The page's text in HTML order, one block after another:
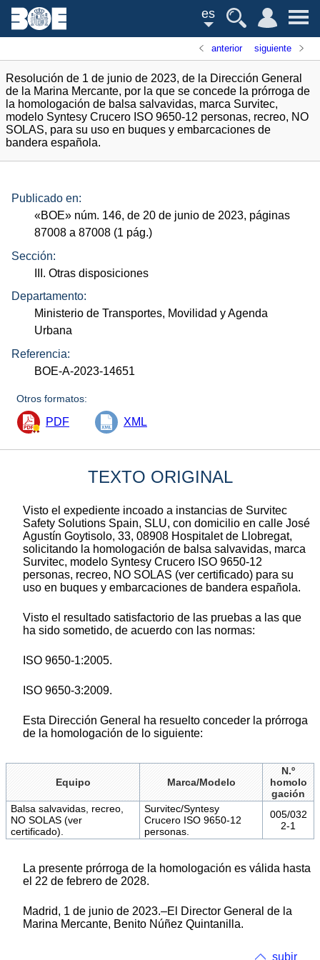
es
anterior siguiente
Resolución de 1 de junio de 2023, de la Dirección General
de la Marina Mercante, por la que se concede la prórroga de
la homologación de balsa salvavidas, marca Survitec,
modelo Syntesy Crucero ISO 9650-12 personas, recreo, NO
SOLAS, para su uso en buques y embarcaciones de
bandera española.
Publicado en:
«BOE» núm. 146, de 20 de junio de 2023, páginas
87008 a 87008 (1 pág.)
Sección:
III. Otras disposiciones
Departamento:
Ministerio de Transportes, Movilidad y Agenda
Urbana
Referencia:
BOE-A-2023-14651
Otros formatos:
PDF XML
TEXTO ORIGINAL
Visto el expediente incoado a instancias de Survitec
Safety Solutions Spain, SLU, con domicilio en calle José
Agustín Goytisolo, 33, 08908 Hospitalet de Llobregat,
solicitando la homologación de balsa salvavidas, marca
Survitec, modelo Syntesy Crucero ISO 9650-12
personas, recreo, NO SOLAS (ver certificado) para su
uso en buques y embarcaciones de bandera española.
Visto el resultado satisfactorio de las pruebas a las que
ha sido sometido, de acuerdo con las normas:
ISO 9650-1:2005.
ISO 9650-3:2009.
Esta Dirección General ha resuelto conceder la prórroga
de la homologación de lo siguiente:
Equipo Marca/Modelo
N.º
homolo
gación
Balsa salvavidas, recreo,
NO SOLAS (ver
certificado).
Survitec/Syntesy
Crucero ISO 9650-12
personas.
005/032
2-1
La presente prórroga de la homologación es válida hasta
el 22 de febrero de 2028.
Madrid, 1 de junio de 2023.–El Director General de la
Marina Mercante, Benito Núñez Quintanilla.
subir